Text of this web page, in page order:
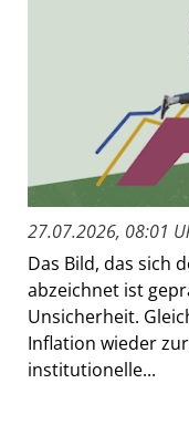
27.07.2026, 08:01
Das Bild, das sich
abzeichnet ist
Unsicherheit.
Inflation wieder
institutionelle...